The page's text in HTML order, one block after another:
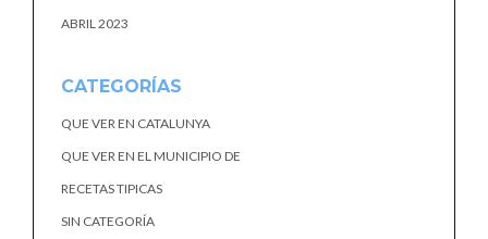
ABRIL 2023
CATEGORÍAS
QUE VER EN CATALUNYA
QUE VER EN EL MUNICIPIO DE
RECETAS TIPICAS
SIN CATEGORÍA